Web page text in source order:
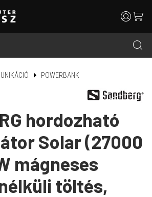
search
usercart
POWERBANK
hordozható
Solar (27000
mágneses
töltés,